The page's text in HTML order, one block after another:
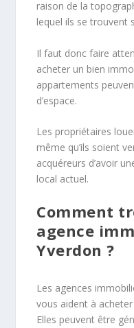
raison de la
lequel ils se trouvent
Il faut donc faire
acheter un bien
appartements
d’espace.
Les propriétaires
même qu’ils soient
acquéreurs d’avoir
local actuel.
Comment
agence
Yverdon ?
Les agences
vous aident à
Elles peuvent être